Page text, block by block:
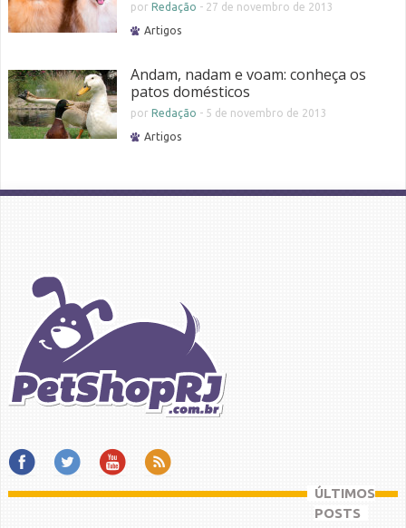
por Redação - 27 de novembro de 2013
Artigos
Andam, nadam e voam: conheça os
patos domésticos
por Redação - 5 de novembro de 2013
Artigos
ÚLTIMOS
POSTS